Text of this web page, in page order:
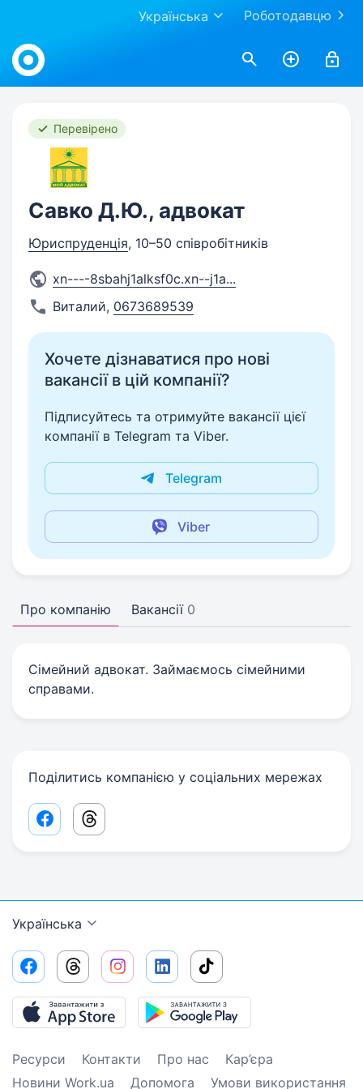
Роботодавцю
Українська
Work.ua
Перевірено
Савко Д.Ю., адвокат
Юриспруденція, 10–50 співробітників
xn----8sbahj1alksf0c.xn--j1a...
Виталий, 0673689539
Хочете дізнаватися про нові
вакансії в цій компанії?
Підписуйтесь та отримуйте вакансії цієї
компанії в Telegram та Viber.
Telegram
Viber
Про компанію Вакансії 0
Сімейний адвокат. Займаємось сімейними
справами.
Поділитись компанією у соціальних мережах
Facebook share link
Threads share link
Українська
Ресурси Контакти Про нас
Кар’єра
Новини Work.ua
Допомога Умови використання